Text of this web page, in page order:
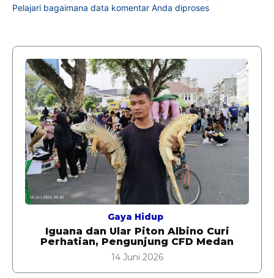
Pelajari bagaimana data komentar Anda diproses
Gaya Hidup
Iguana dan Ular Piton Albino Curi
Perhatian, Pengunjung CFD Medan
14 Juni 2026